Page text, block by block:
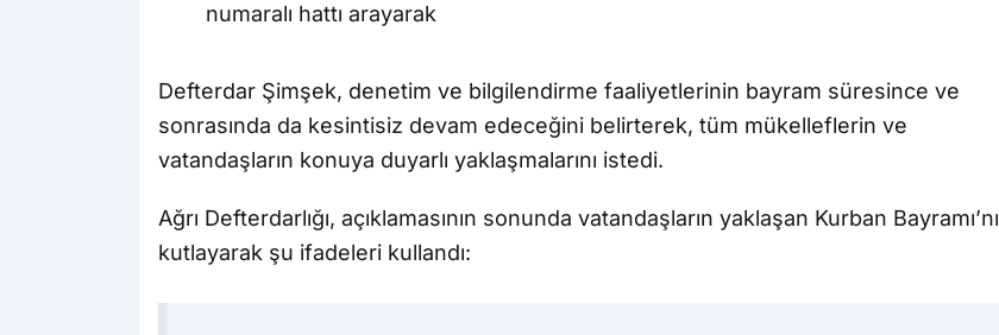
numaralı hattı arayarak
Defterdar Şimşek, denetim ve bilgilendirme faaliyetlerinin bayram süresince ve
sonrasında da kesintisiz devam edeceğini belirterek, tüm mükelleflerin ve
vatandaşların konuya duyarlı yaklaşmalarını istedi.
Ağrı Defterdarlığı, açıklamasının sonunda vatandaşların yaklaşan Kurban Bayramı’nı
kutlayarak şu ifadeleri kullandı: